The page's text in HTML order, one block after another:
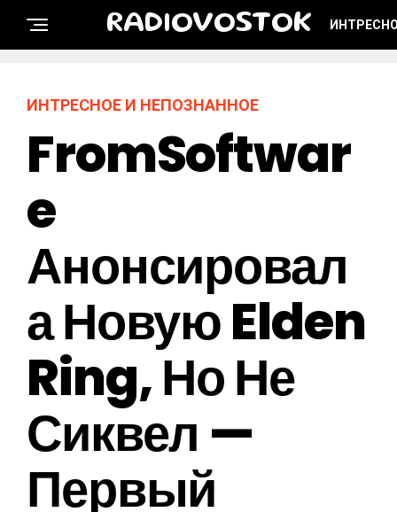
RADIOVOSTOK
ИНТРЕСНОЕ И НЕПОЗНАННОЕ
FromSoftwar
E
Анонсировал
А Новую Elden
Ring, Но Не
Сиквел —
Первый